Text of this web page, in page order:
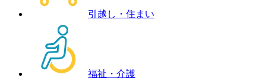
引越し・住まい
福祉・介護